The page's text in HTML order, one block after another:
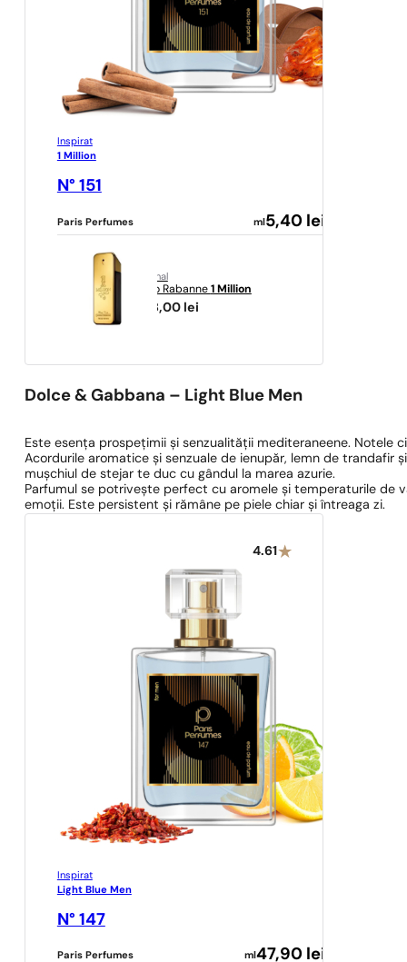
Inspirat
1 Million
N° 151
Paris Perfumes ml 5,40 lei
original
Paco Rabanne 1 Million
458,00 lei
Dolce & Gabbana – Light Blue Men
Este esența prospețimii și senzualității mediteraneene.
Acordurile aromatice și senzuale de ienupăr, lemn de trandafir
mușchiul de stejar te duc cu gândul la marea azurie.
Parfumul se potrivește perfect cu aromele și temperaturile de
emoții. Este persistent și rămâne pe piele chiar și întreaga zi.
4.61
Inspirat
Light Blue Men
N° 147
Paris Perfumes ml 47,90 lei